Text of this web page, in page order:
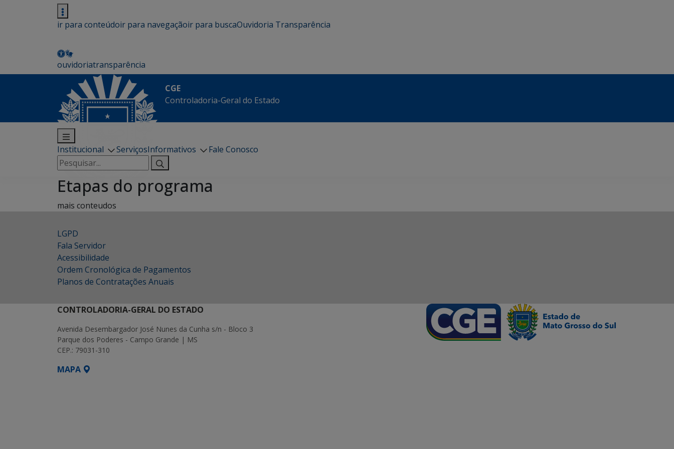
ir para conteúdoir para navegaçãoir para buscaOuvidoria Transparência
ouvidoriatransparência
CGE
Controladoria-Geral do Estado
Institucional ServiçosInformativos
Fale Conosco
Pesquisar
por:
Etapas do programa
mais conteudos
LGPD
Fala Servidor
Acessibilidade
Ordem Cronológica de Pagamentos
Planos de Contratações Anuais
CONTROLADORIA-GERAL DO ESTADO
Avenida Desembargador José Nunes da Cunha s/n - Bloco 3
Parque dos Poderes - Campo Grande | MS
CEP.: 79031-310
MAPA